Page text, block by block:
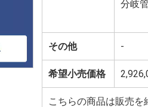
分岐
その他 -
希望小売価格
こちらの商品は販売を